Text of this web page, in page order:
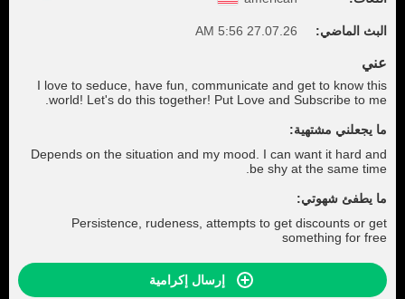
البث الماضي: 27.07.26 5:56 AM
عني
I love to seduce, have fun, communicate and get to know this
world! Let's do this together! Put Love and Subscribe to me.
ما يجعلني مشتهية:
Depends on the situation and my mood. I can want it hard and
be shy at the same time.
ما يطفئ شهوتي:
Persistence, rudeness, attempts to get discounts or get
something for free
إرسال إكرامية